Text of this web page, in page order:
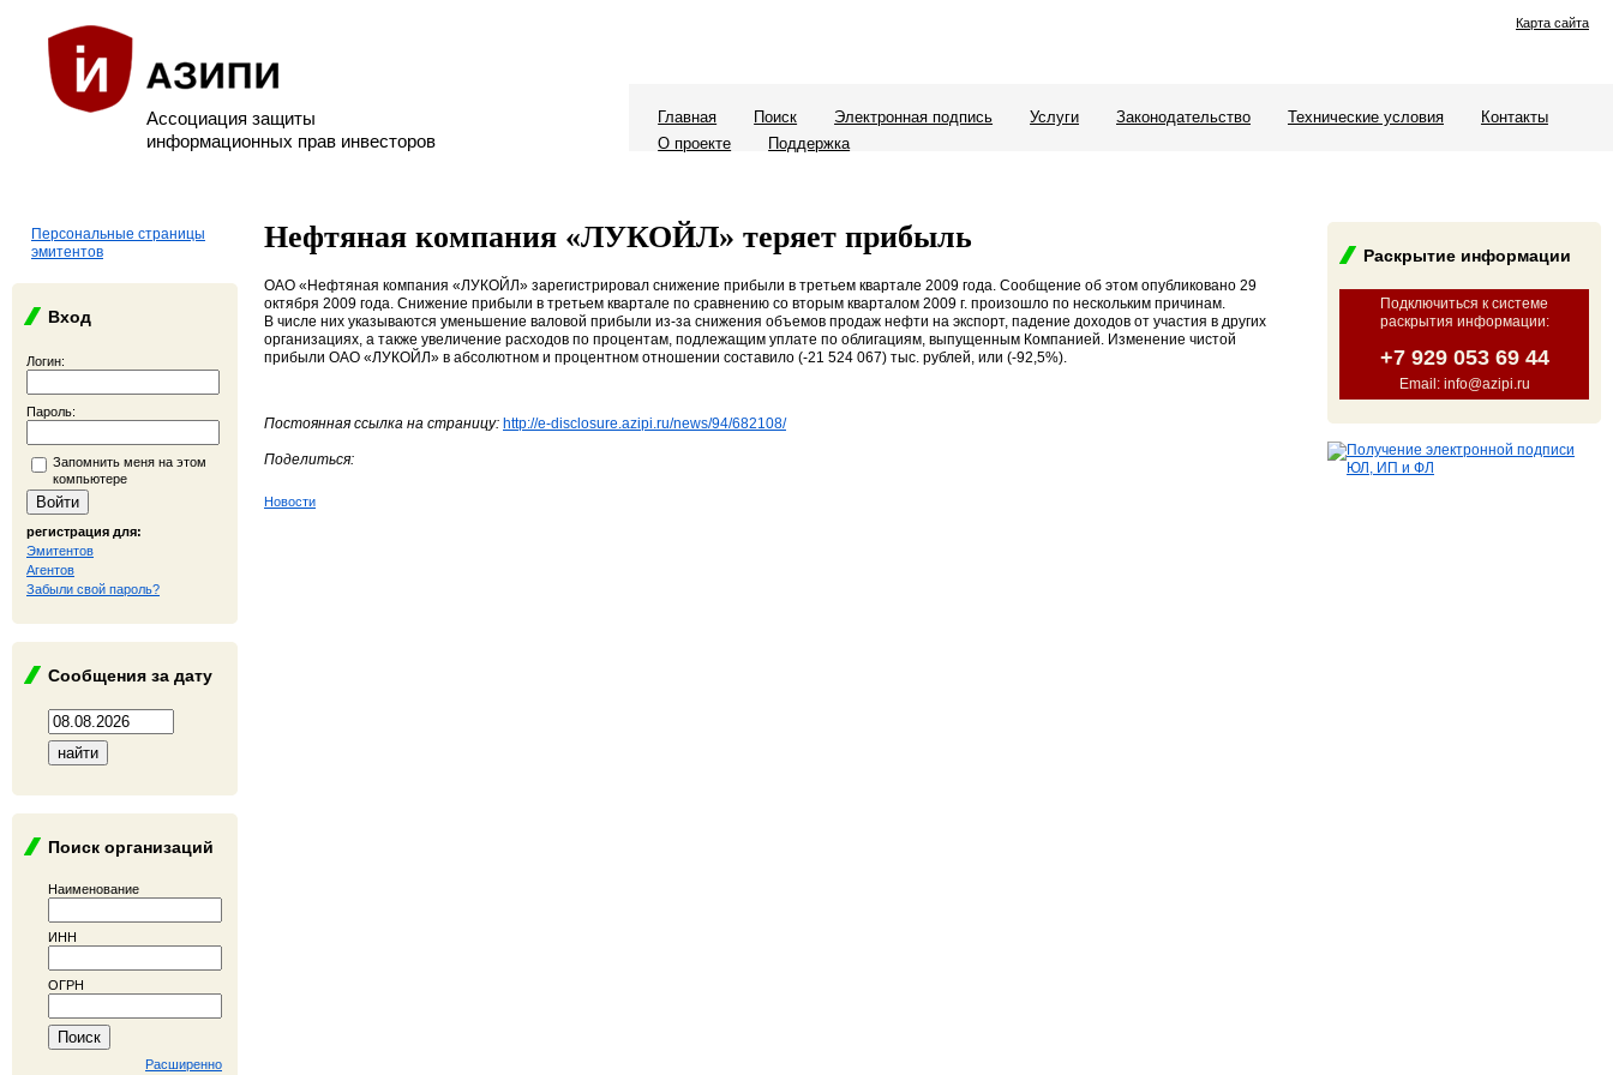
Ассоциация защиты
информационных прав инвесторов
Карта сайта
Главная Поиск Электронная подпись Услуги Законодательство Технические условия
Контакты
О проекте
Поддержка
Персональные страницы
эмитентов
Вход
Логин:
Пароль:
Запомнить меня на этом
компьютере
регистрация для:
Эмитентов
Агентов
Забыли свой пароль?
Сообщения за дату
Поиск организаций
Наименование
ИНН
ОГРН
Расширенно
Раскрытие информации
Подключиться к системе
раскрытия информации:
+7 929 053 69 44
Email: info@azipi.ru
Нефтяная компания «ЛУКОЙЛ» теряет прибыль
ОАО «Нефтяная компания «ЛУКОЙЛ» зарегистрировал снижение прибыли в третьем квартале 2009 года. Сообщение об этом опубликовано 29
октября 2009 года. Снижение прибыли в третьем квартале по сравнению со вторым кварталом 2009 г. произошло по нескольким причинам.
В числе них указываются уменьшение валовой прибыли из-за снижения объемов продаж нефти на экспорт, падение доходов от участия в других
организациях, а также увеличение расходов по процентам, подлежащим уплате по облигациям, выпущенным Компанией. Изменение чистой
прибыли ОАО «ЛУКОЙЛ» в абсолютном и процентном отношении составило (-21 524 067) тыс. рублей, или (-92,5%).
Постоянная ссылка на страницу: http://e-disclosure.azipi.ru/news/94/682108/
Поделиться:
Новости